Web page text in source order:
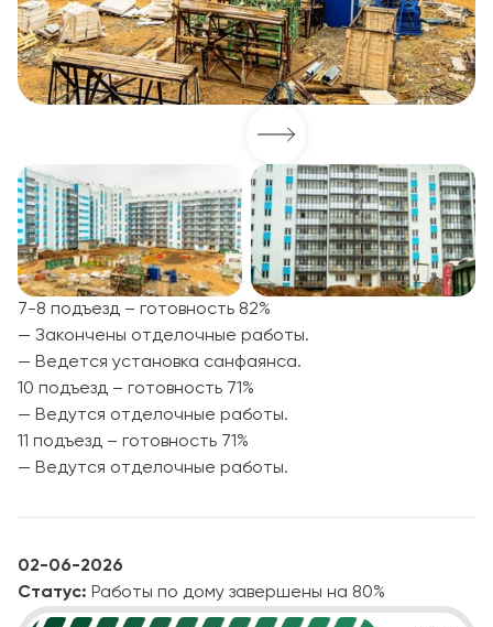
7-8 подъезд – готовность 82%
— Закончены отделочные работы.
— Ведется установка санфаянса.
10 подъезд – готовность 71%
— Ведутся отделочные работы.
11 подъезд – готовность 71%
— Ведутся отделочные работы.
02-06-2026
Статус: Работы по дому завершены на 80%